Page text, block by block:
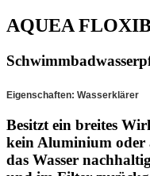
AQUEA
Eigenschaften: Wasserklärer
Besitzt ein breites
kein Aluminium oder
das Wasser